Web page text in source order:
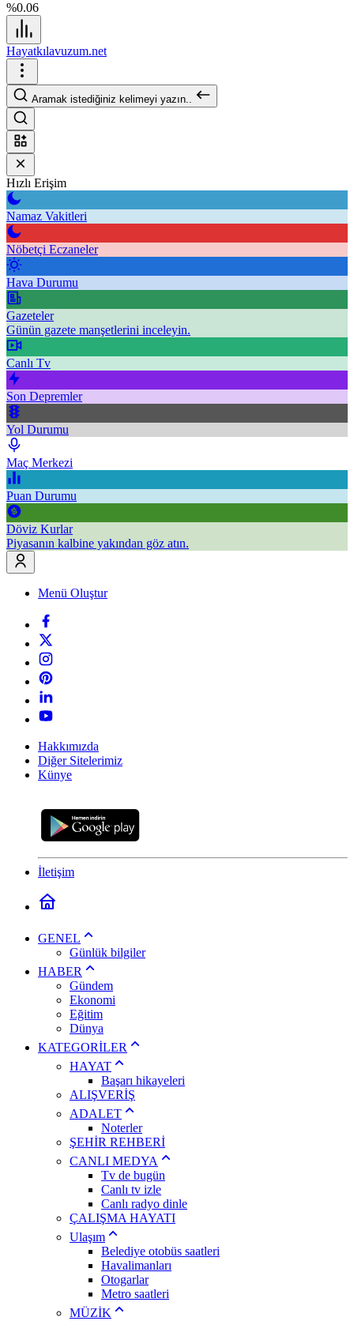
%0.06
Hayatkılavuzum.net
Aramak istediğiniz kelimeyi yazın..
Hızlı Erişim
Namaz Vakitleri
Nöbetçi Eczaneler
Hava Durumu
Gazeteler
Günün gazete manşetlerini inceleyin.
Canlı Tv
Son Depremler
Yol Durumu
Maç Merkezi
Puan Durumu
Döviz Kurlar
Piyasanın kalbine yakından göz atın.
Menü Oluştur
Hakkımızda
Diğer Sitelerimiz
Künye
İletişim
GENEL
Günlük bilgiler
HABER
Gündem
Ekonomi
Eğitim
Dünya
KATEGORİLER
HAYAT
Başarı hikayeleri
ALIŞVERİŞ
ADALET
Noterler
ŞEHİR REHBERİ
CANLI MEDYA
Tv de bugün
Canlı tv izle
Canlı radyo dinle
ÇALIŞMA HAYATI
Ulaşım
Belediye otobüs saatleri
Havalimanları
Otogarlar
Metro saatleri
MÜZİK